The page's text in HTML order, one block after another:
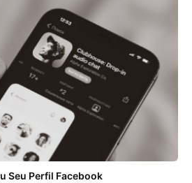
Seu Perfil Facebook